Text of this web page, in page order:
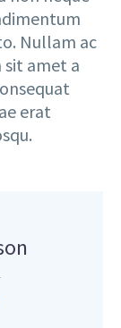
Nullam ac
sit amet a
erat